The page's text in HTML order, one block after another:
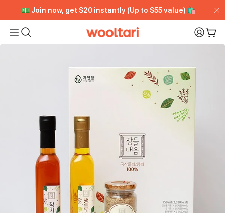
💵 Join now, get $20 instantly (Up to $55 value) 🛍️
[VIP CLUB] Unlimited Rewards + Early Access ➡️ Free
Trial
💵 Join now, get $20 instantly (Up to $55 value) 🛍️
[VIP CLUB] Unlimited Rewards + Early Access ➡️ Free
Trial
Wooltari My
购